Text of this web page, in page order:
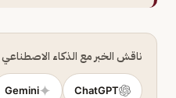
ناقش الخبر مع الذكاء الاصطناعي
ChatGPT
Gemini